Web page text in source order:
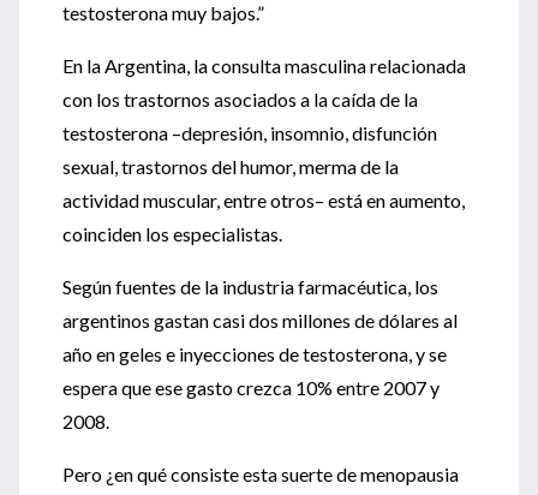
testosterona muy bajos.”
En la Argentina, la consulta masculina relacionada
con los trastornos asociados a la caída de la
testosterona –depresión, insomnio, disfunción
sexual, trastornos del humor, merma de la
actividad muscular, entre otros– está en aumento,
coinciden los especialistas.
Según fuentes de la industria farmacéutica, los
argentinos gastan casi dos millones de dólares al
año en geles e inyecciones de testosterona, y se
espera que ese gasto crezca 10% entre 2007 y
2008.
Pero ¿en qué consiste esta suerte de menopausia